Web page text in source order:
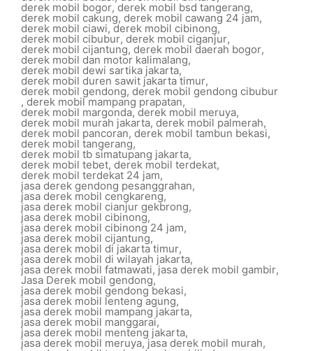
derek mobil bogor,derek mobil bsd tangerang,
derek mobil cakung, derek mobil cawang 24 jam,
derek mobil ciawi, derek mobil cibinong,
derek mobil cibubur, derek mobil ciganjur,
derek mobil cijantung, derek mobil daerah bogor,
derek mobil dan motor kalimalang,
derek mobil dewi sartika jakarta,
derek mobil duren sawit jakarta timur,
derek mobil gendong, derek mobil gendong cibubur
, derek mobil mampang prapatan,
derek mobil margonda, derek mobil meruya,
derek mobil murah jakarta, derek mobil palmerah,
derek mobil pancoran, derek mobil tambun bekasi,
derek mobil tangerang,
derek mobil tb simatupang jakarta,
derek mobil tebet, derek mobil terdekat,
derek mobil terdekat 24 jam,
jasa derek gendong pesanggrahan,
jasa derek mobil cengkareng,
jasa derek mobil cianjur gekbrong,
jasa derek mobil cibinong,
jasa derek mobil cibinong 24 jam,
jasa derek mobil cijantung,
jasa derek mobil di jakarta timur,
jasa derek mobil di wilayah jakarta,
jasa derek mobil fatmawati,jasa derek mobil gambir,
Jasa Derek mobil gendong,
jasa derek mobil gendong bekasi,
jasa derek mobil lenteng agung,
jasa derek mobil mampang jakarta,
jasa derek mobil manggarai,
jasa derek mobil menteng jakarta,
jasa derek mobil meruya,jasa derek mobil murah,